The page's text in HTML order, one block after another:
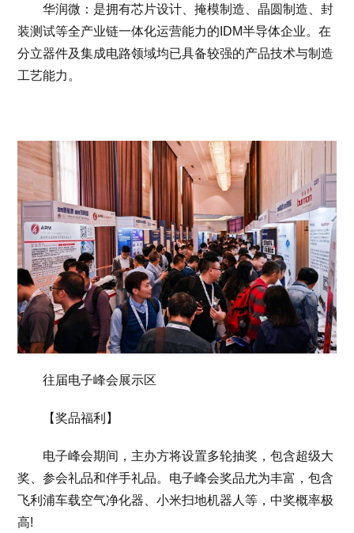
华润微：是拥有芯片设计、掩模制造、晶圆制造、封
装测试等全产业链一体化运营能力的IDM半导体企业。在
分立器件及集成电路领域均已具备较强的产品技术与制造
工艺能力。
往届电子峰会展示区
【奖品福利】
电子峰会期间，主办方将设置多轮抽奖，包含超级大
奖、参会礼品和伴手礼品。电子峰会奖品尤为丰富，包含
飞利浦车载空气净化器、小米扫地机器人等，中奖概率极
高!